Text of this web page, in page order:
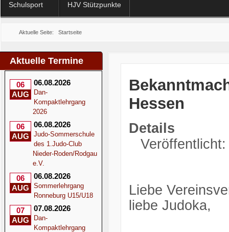
Schulsport HJV Stützpunkte
Aktuelle Seite: Startseite
Aktuelle Termine
06
AUG
06.08.2026
Dan-
Kompaktlehrgang
2026
06
AUG
06.08.2026
Judo-Sommerschule
des 1.Judo-Club
Nieder-Roden/Rodgau
e.V.
06
AUG
06.08.2026
Sommerlehrgang
Ronneburg U15/U18
07
AUG
07.08.2026
Dan-
Kompaktlehrgang
Hessen
Details
Liebe
liebe Judoka,